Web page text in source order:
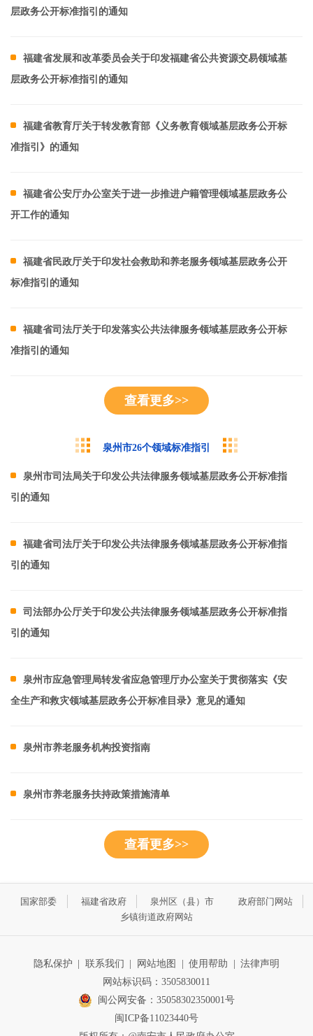
层政务公开标准指引的通知
福建省发展和改革委员会关于印发福建省公共资源交易领域基
层政务公开标准指引的通知
福建省教育厅关于转发教育部《义务教育领域基层政务公开标
准指引》的通知
福建省公安厅办公室关于进一步推进户籍管理领域基层政务公
开工作的通知
福建省民政厅关于印发社会救助和养老服务领域基层政务公开
标准指引的通知
福建省司法厅关于印发落实公共法律服务领域基层政务公开标
准指引的通知
查看更多>>
泉州市26个领域标准指引
泉州市司法局关于印发公共法律服务领域基层政务公开标准指
引的通知
福建省司法厅关于印发公共法律服务领域基层政务公开标准指
引的通知
司法部办公厅关于印发公共法律服务领域基层政务公开标准指
引的通知
泉州市应急管理局转发省应急管理厅办公室关于贯彻落实《安
全生产和救灾领域基层政务公开标准目录》意见的通知
泉州市养老服务机构投资指南
泉州市养老服务扶持政策措施清单
查看更多>>
国家部委 福建省政府 泉州区（县）市
政府部门网站
乡镇街道政府网站
隐私保护 | 联系我们 | 网站地图 | 使用帮助 | 法律声明
网站标识码：3505830011
闽公网安备：35058302350001号
闽ICP备11023440号